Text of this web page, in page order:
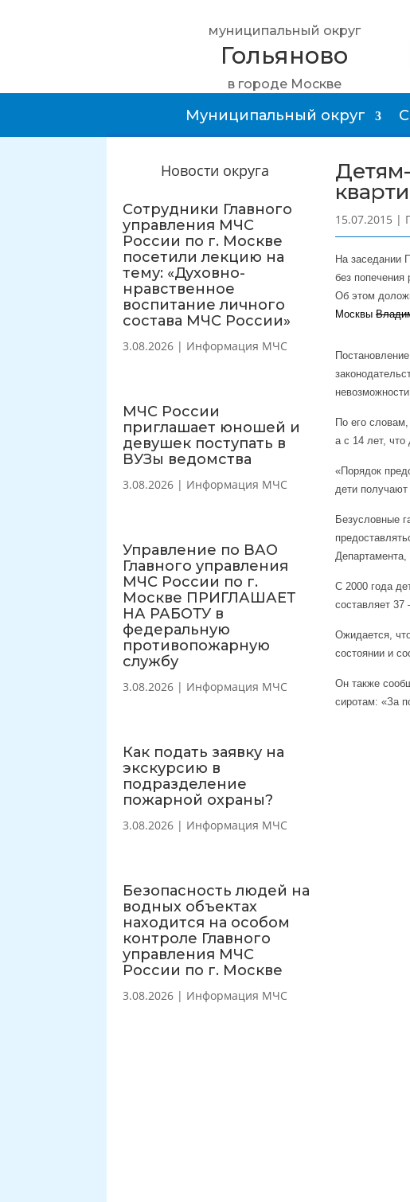
муниципальный округ
Гольяново
в городе Москве
Муниципальный округ
Новости округа
Сотрудники Главного
управления МЧС
России по г. Москве
посетили лекцию на
тему: «Духовно-
нравственное
воспитание личного
состава МЧС России»
3.08.2026 | Информация МЧС
МЧС России
приглашает юношей и
девушек поступать в
ВУЗы ведомства
3.08.2026 | Информация МЧС
Управление по ВАО
Главного управления
МЧС России по г.
Москве ПРИГЛАШАЕТ
НА РАБОТУ в
федеральную
противопожарную
службу
3.08.2026 | Информация МЧС
Как подать заявку на
экскурсию в
подразделение
пожарной охраны?
3.08.2026 | Информация МЧС
Безопасность людей на
водных объектах
находится на особом
контроле Главного
управления МЧС
России по г. Москве
3.08.2026 | Информация МЧС
15.07.2015 |
На заседании
без попечения
Об этом
Москвы
невозможности
По его словам,
а с 14 лет, что
«Порядок
дети
Безусловные
C 2000 года
составляет 37
Ожидается,
состоянии и
Он также
сиротам: «За